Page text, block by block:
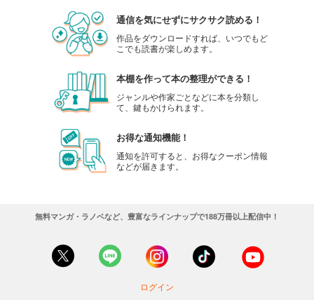
通信を気にせずにサクサク読める！
作品をダウンロードすれば、いつでもど
こでも読書が楽しめます。
本棚を作って本の整理ができる！
ジャンルや作家ごとなどに本を分類し
て、鍵もかけられます。
お得な通知機能！
通知を許可すると、お得なクーポン情報
などが届きます。
無料マンガ・ラノベなど、豊富なラインナップで188万冊以上配信中！
ログイン